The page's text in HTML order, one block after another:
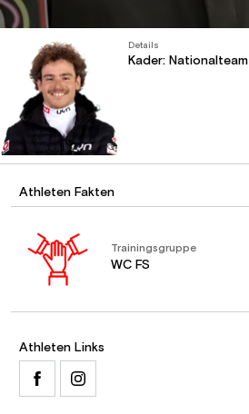
Details
Kader: Nationalteam
Athleten Fakten
Trainingsgruppe
WC FS
Athleten Links